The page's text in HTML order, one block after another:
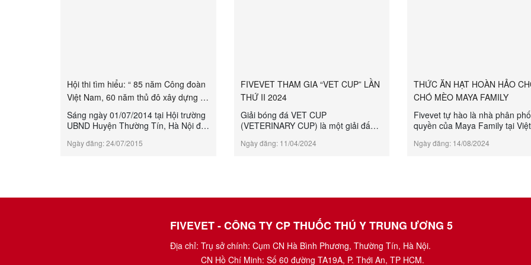
Hội thi tìm hiểu: “ 85 năm Công đoàn
Việt Nam, 60 năm thủ đô xây dựng và
phát triển, ...
Sáng ngày 01/07/2014 tại Hội trường
UBND Huyện Thường Tín, Hà Nội đã
hiểu 85 năm Công đoàn Việt Nam, 60
Công đoàn cơ sở thuộc khối xã, thị
Huyện ủy, UBND huyện và 3 Cô...
Ngày đăng: 24/07/2015
FIVEVET THAM GIA “VET CUP” LẦN
THỨ II 2024
Giải bóng đá VET CUP
(VETERINARY CUP) là một giải đấu
đơn vị sản xuất, kinh doanh và phân
trọng về đời sống tinh thần, sức khỏe
Ngày đăng: 11/04/2024
THỨC ĂN HẠT HOÀN HẢO
CHÓ MÈO MAYA FAMILY
Fivevet tự hào là nhà phân
quyền của Maya Family tại
những sản phẩm dinh dưỡng
tay khách hàng một cách
Ngày đăng: 14/08/2024
FIVEVET - CÔNG TY CP THUỐC THÚ Y TRUNG ƯƠNG 5
Địa chỉ: Trụ sở chính: Cụm CN Hà Bình Phương, Thường Tín, Hà Nội.
CN Hồ Chí Minh: Số 60 đường TA19A, P. Thới An, TP HCM.